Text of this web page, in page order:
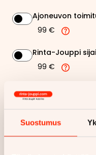
Suostumus
Ajoneuvon
99 €
Rinta-Jouppi
99 €
Näytähintaerittely